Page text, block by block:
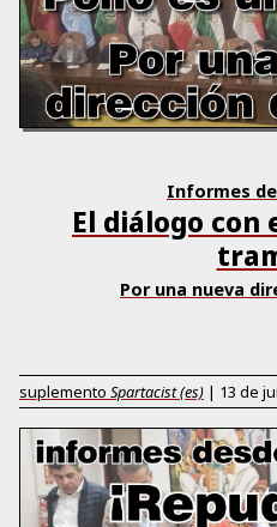
Informes
El diálogo con
Por una nueva
suplemento Spartacist (es) | 13 de